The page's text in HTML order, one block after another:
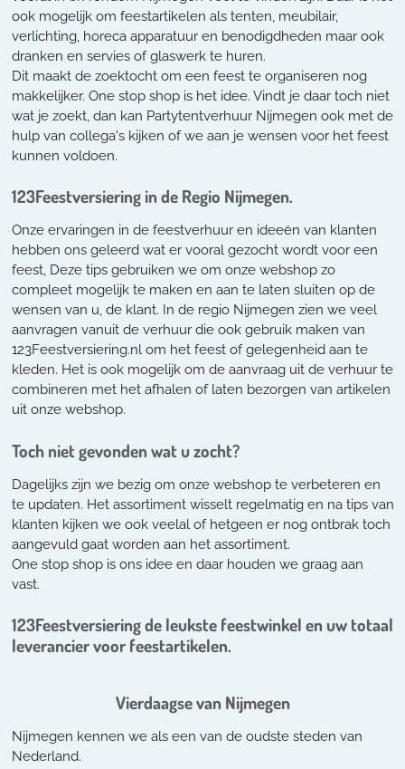
ook mogelijk om feestartikelen als tenten, meubilair,
verlichting, horeca apparatuur en benodigdheden maar ook
dranken en servies of glaswerk te huren.
Dit maakt de zoektocht om een feest te organiseren nog
makkelijker. One stop shop is het idee. Vindt je daar toch niet
wat je zoekt, dan kan Partytentverhuur Nijmegen ook met de
hulp van collega's kijken of we aan je wensen voor het feest
kunnen voldoen.
123Feestversiering in de Regio Nijmegen.
Onze ervaringen in de feestverhuur en ideeën van klanten
hebben ons geleerd wat er vooral gezocht wordt voor een
feest, Deze tips gebruiken we om onze webshop zo
compleet mogelijk te maken en aan te laten sluiten op de
wensen van u, de klant. In de regio Nijmegen zien we veel
aanvragen vanuit de verhuur die ook gebruik maken van
123Feestversiering.nl om het feest of gelegenheid aan te
kleden. Het is ook mogelijk om de aanvraag uit de verhuur te
combineren met het afhalen of laten bezorgen van artikelen
uit onze webshop.
Toch niet gevonden wat u zocht?
Dagelijks zijn we bezig om onze webshop te verbeteren en
te updaten. Het assortiment wisselt regelmatig en na tips van
klanten kijken we ook veelal of hetgeen er nog ontbrak toch
aangevuld gaat worden aan het assortiment.
One stop shop is ons idee en daar houden we graag aan
vast.
123Feestversiering de leukste feestwinkel en uw totaal
leverancier voor feestartikelen.
Vierdaagse van Nijmegen
Nijmegen kennen we als een van de oudste steden van
Nederland.